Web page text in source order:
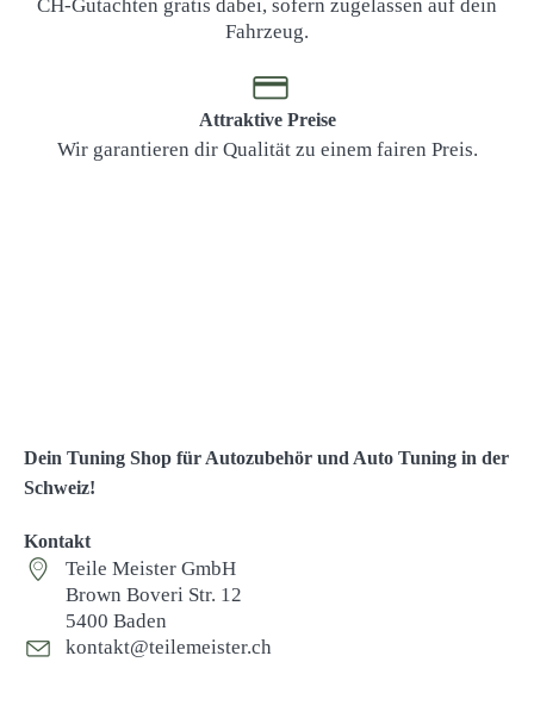
CH-Gutachten gratis dabei, sofern zugelassen auf dein
Fahrzeug.
Attraktive Preise
Wir garantieren dir Qualität zu einem fairen Preis.
Dein Tuning Shop für Autozubehör und Auto Tuning in der
Schweiz!
Kontakt
Teile Meister GmbH
Brown Boveri Str. 12
5400 Baden
kontakt@teilemeister.ch